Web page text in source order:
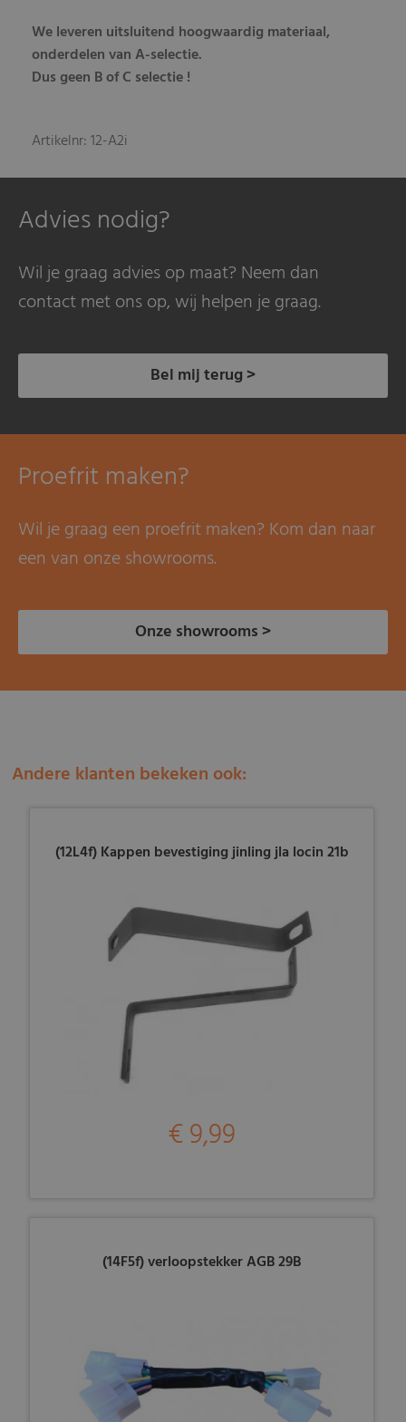
We leveren uitsluitend hoogwaardig materiaal,
onderdelen van A-selectie.
Dus geen B of C selectie !
Artikelnr: 12-A2i
Advies nodig?
Wil je graag advies op maat? Neem dan
contact met ons op, wij helpen je graag.
Bel mij terug >
Proefrit maken?
Wil je graag een proefrit maken? Kom dan naar
een van onze showrooms.
Onze showrooms >
Andere klanten bekeken ook:
(12L4f) Kappen bevestiging jinling jla locin 21b
€ 9,99
(14F5f) verloopstekker AGB 29B